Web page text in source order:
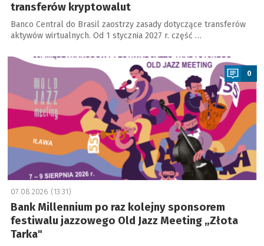
transferów kryptowalut
Banco Central do Brasil zaostrzy zasady dotyczące transferów
aktywów wirtualnych. Od 1 stycznia 2027 r. część …
a
0
07.08.2026 (13:31)
Bank Millennium po raz kolejny sponsorem
festiwalu jazzowego Old Jazz Meeting „Złota
Tarka"